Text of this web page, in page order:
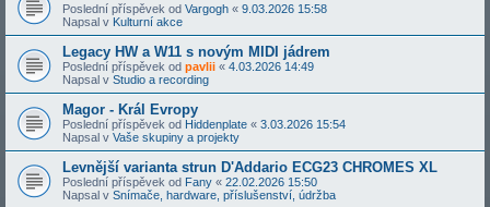
Poslední příspěvek od Vargogh « 9.03.2026 15:58
Napsal v Kulturní akce
Legacy HW a W11 s novým MIDI jádrem
Poslední příspěvek od pavlii « 4.03.2026 14:49
Napsal v Studio a recording
Magor - Král Evropy
Poslední příspěvek od Hiddenplate « 3.03.2026 15:54
Napsal v Vaše skupiny a projekty
Levnější varianta strun D'Addario ECG23 CHROMES XL
Poslední příspěvek od Fany « 22.02.2026 15:50
Napsal v Snímače, hardware, příslušenství, údržba